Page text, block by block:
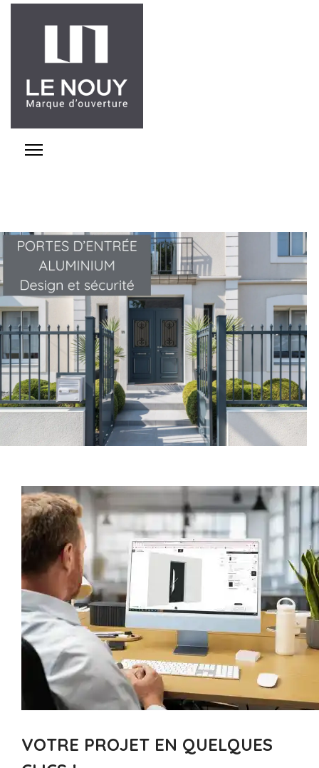
VOTRE PROJET EN QUELQUES